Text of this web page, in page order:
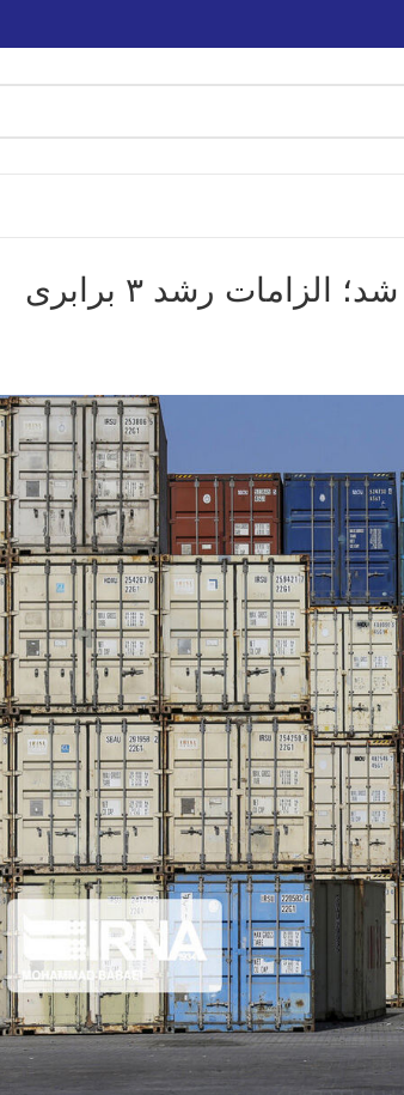
در پژوهش سازمان توسعه تجارت ایران بررسی شد؛ الزامات رشد ۳ برابری